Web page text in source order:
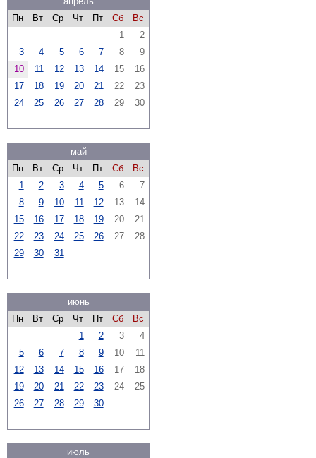
Пн
Вт Ср Чт Пт Сб
Вс
1
2
3
4 5 6 7 8
9
10
11 12 13 14 15
16
17
18 19 20 21 22
23
24
25 26 27 28 29 30
май
Пн
Вт Ср Чт Пт Сб
Вс
1
2 3 4 5 6
7
8
9 10 11 12 13
14
15
16 17 18 19 20
21
22
23 24 25 26 27
28
29
30 31
июнь
Пн
Вт Ср Чт Пт Сб
Вс
1
2 3
4
5
6 7 8 9 10
11
12
13 14 15 16 17
18
19
20 21 22 23 24
25
26
27 28 29 30
июль